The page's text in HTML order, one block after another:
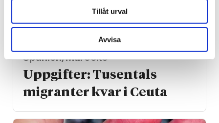
Tillåt urval
Avvisa
Spanien/Marocko
Uppgifter: Tusentals
migranter kvar i Ceuta